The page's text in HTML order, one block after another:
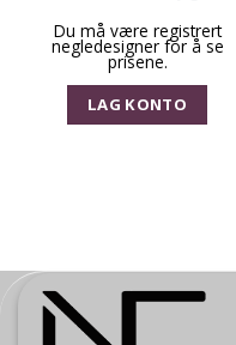
Du må være registrert
negledesigner for å se
prisene.
LAG KONTO